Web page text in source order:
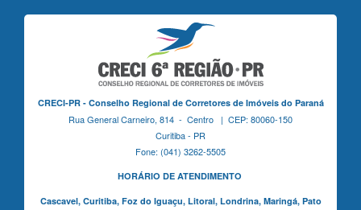
CRECI-PR - Conselho Regional de Corretores de Imóveis do Paraná
Rua General Carneiro, 814 - Centro | CEP: 80060-150
Curitiba - PR
Fone: (041) 3262-5505
HORÁRIO DE ATENDIMENTO
Cascavel, Curitiba,Foz do Iguaçu, Litoral, Londrina, Maringá, Pato